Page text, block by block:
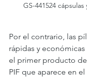
GS-441524
Por el contrario, las
rápidas y
el primer producto
PIF que aparece en